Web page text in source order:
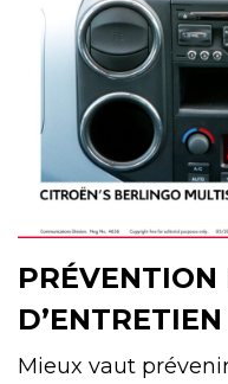
PRÉVENTION
D’ENTRETIEN
Mieux vaut